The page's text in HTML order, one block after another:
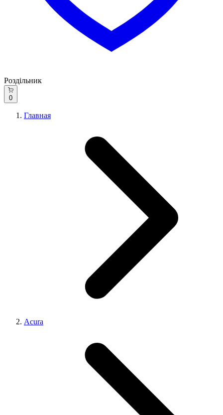
Роздільник
0
Главная
Acura